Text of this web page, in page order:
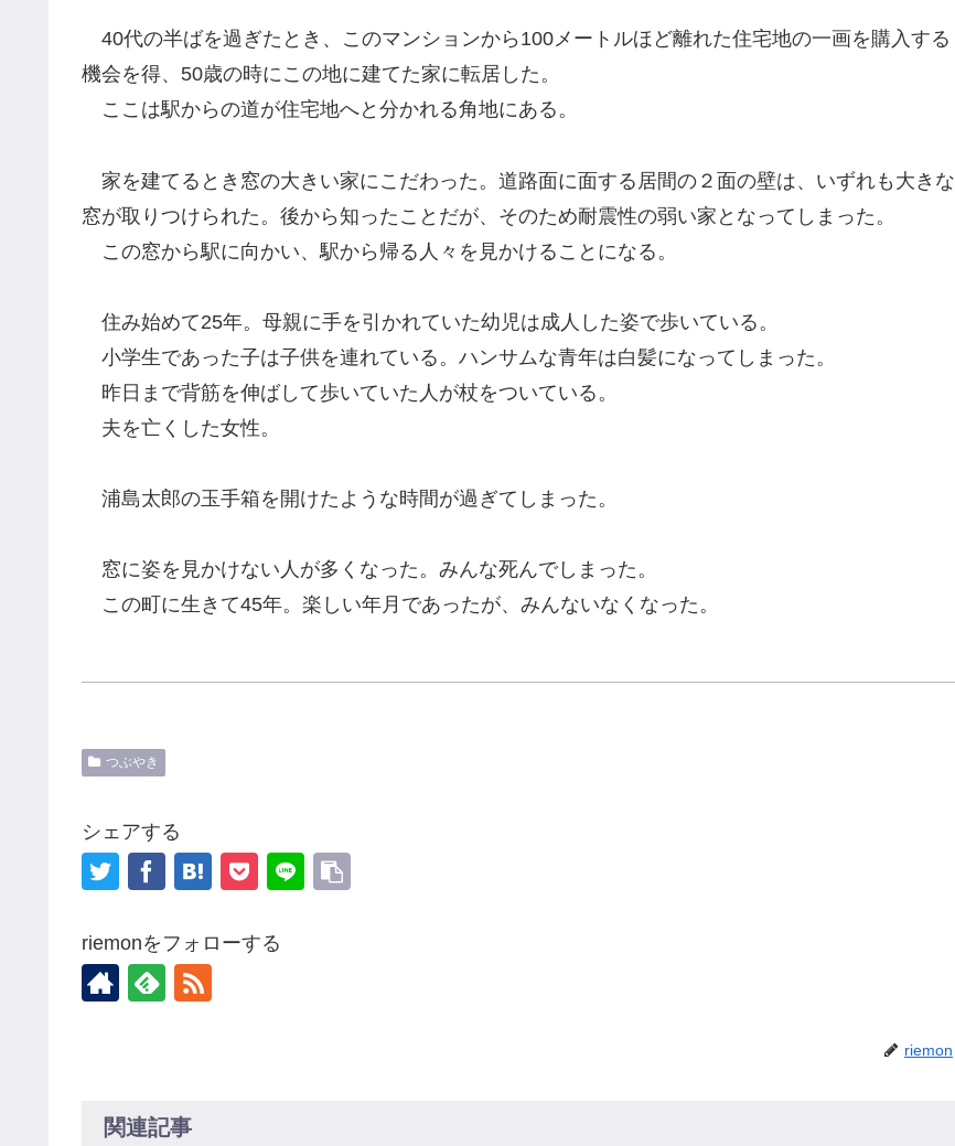
40代の半ばを過ぎたとき、このマンションから100メートルほど離れた住宅地の一画を購入する
機会を得、50歳の時にこの地に建てた家に転居した。
ここは駅からの道が住宅地へと分かれる角地にある。
家を建てるとき窓の大きい家にこだわった。道路面に面する居間の２面の壁は、いずれも大きな
窓が取りつけられた。後から知ったことだが、そのため耐震性の弱い家となってしまった。
この窓から駅に向かい、駅から帰る人々を見かけることになる。
住み始めて25年。母親に手を引かれていた幼児は成人した姿で歩いている。
小学生であった子は子供を連れている。ハンサムな青年は白髪になってしまった。
昨日まで背筋を伸ばして歩いていた人が杖をついている。
夫を亡くした女性。
浦島太郎の玉手箱を開けたような時間が過ぎてしまった。
窓に姿を見かけない人が多くなった。みんな死んでしまった。
この町に生きて45年。楽しい年月であったが、みんないなくなった。
つぶやき
シェアする
riemonをフォローする
riemon
関連記事